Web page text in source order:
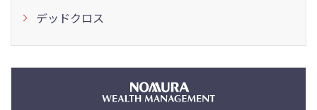
デッドクロス